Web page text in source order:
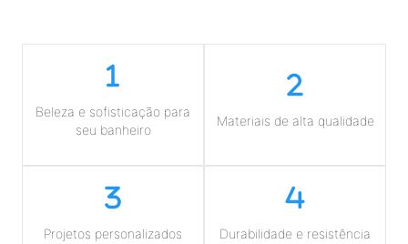
Beleza e sofisticação para
seu banheiro
Materiais de alta qualidade
Projetos personalizados Durabilidade e resistência